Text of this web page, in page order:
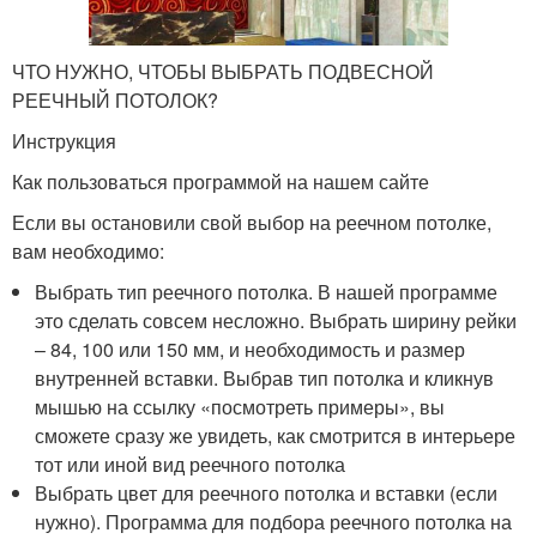
ЧТО НУЖНО, ЧТОБЫ ВЫБРАТЬ ПОДВЕСНОЙ
РЕЕЧНЫЙ ПОТОЛОК?
Инструкция
Как пользоваться программой на нашем сайте
Если вы остановили свой выбор на реечном потолке,
вам необходимо:
Выбрать тип реечного потолка. В нашей программе
это сделать совсем несложно. Выбрать ширину рейки
– 84, 100 или 150 мм, и необходимость и размер
внутренней вставки. Выбрав тип потолка и кликнув
мышью на ссылку «посмотреть примеры», вы
сможете сразу же увидеть, как смотрится в интерьере
тот или иной вид реечного потолка
Выбрать цвет для реечного потолка и вставки (если
нужно). Программа для подбора реечного потолка на